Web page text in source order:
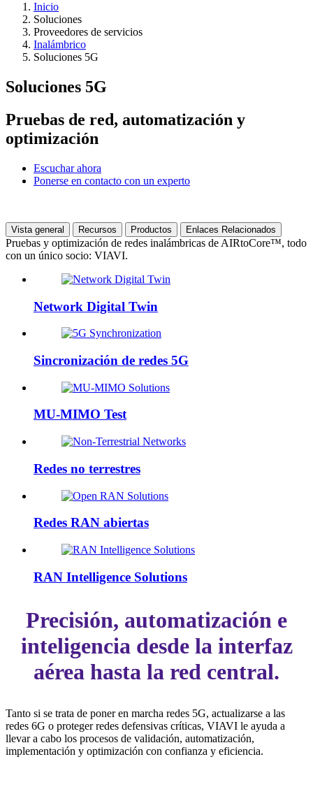
Inicio
Soluciones
Proveedores de servicios
Inalámbrico
Soluciones 5G
Soluciones 5G
Pruebas de red, automatización y
optimización
Escuchar ahora
Ponerse en contacto con un experto
Vista general Recursos Productos Enlaces Relacionados
Pruebas y optimización de redes inalámbricas de AIRtoCore™, todo
con un único socio: VIAVI.
Network Digital Twin
Sincronización de redes 5G
MU-MIMO Test
Redes no terrestres
Redes RAN abiertas
RAN Intelligence Solutions
Precisión, automatización e
inteligencia desde la interfaz
aérea hasta la red central.
Tanto si se trata de poner en marcha redes 5G, actualizarse a las
redes 6G o proteger redes defensivas críticas, VIAVI le ayuda a
llevar a cabo los procesos de validación, automatización,
implementación y optimización con confianza y eficiencia.